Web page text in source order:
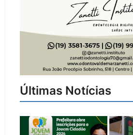
Últimas Notícias